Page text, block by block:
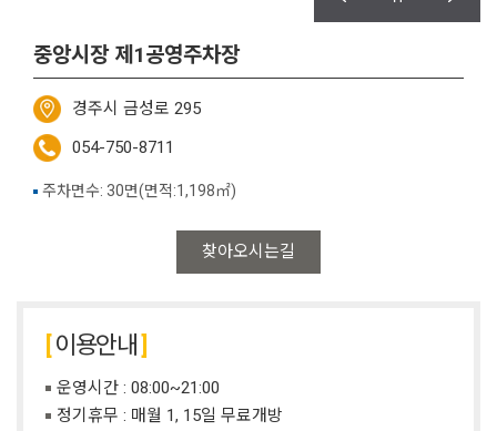
중앙시장 제1공영주차장
경주시 금성로 295
054-750-8711
찾아오시는길
주차면수: 30면(면적:1,198㎡)
이용안내
운영시간 : 08:00~21:00
정기휴무 : 매월 1, 15일 무료개방